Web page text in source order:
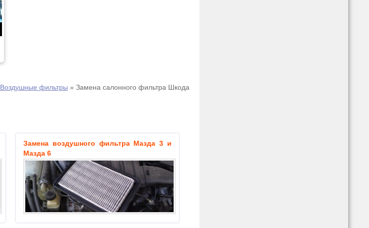
Воздушные фильтры » Замена салонного фильтра Шкода
Замена воздушного фильтра Мазда 3 и
Мазда 6